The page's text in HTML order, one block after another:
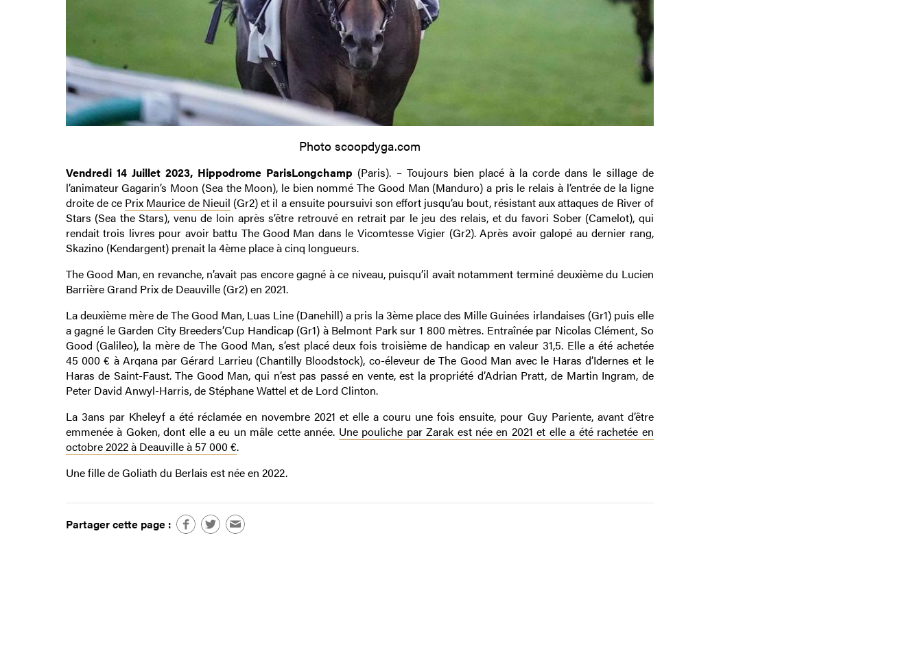
Photo scoopdyga.com
Vendredi 14 Juillet 2023, Hippodrome ParisLongchamp (Paris). – Toujours bien placé à la corde dans le sillage de
l’animateur Gagarin’s Moon (Sea the Moon), le bien nommé The Good Man (Manduro) a pris le relais à l’entrée de la ligne
droite de ce Prix Maurice de Nieuil (Gr2) et il a ensuite poursuivi son effort jusqu’au bout, résistant aux attaques de River of
Stars (Sea the Stars), venu de loin après s’être retrouvé en retrait par le jeu des relais, et du favori Sober (Camelot), qui
rendait trois livres pour avoir battu The Good Man dans le Vicomtesse Vigier (Gr2). Après avoir galopé au dernier rang,
Skazino (Kendargent) prenait la 4ème place à cinq longueurs.
The Good Man, en revanche, n’avait pas encore gagné à ce niveau, puisqu’il avait notamment terminé deuxième du Lucien
Barrière Grand Prix de Deauville (Gr2) en 2021.
La deuxième mère de The Good Man, Luas Line (Danehill) a pris la 3ème place des Mille Guinées irlandaises (Gr1) puis elle
a gagné le Garden City Breeders’Cup Handicap (Gr1) à Belmont Park sur 1 800 mètres. Entraînée par Nicolas Clément, So
Good (Galileo), la mère de The Good Man, s’est placé deux fois troisième de handicap en valeur 31,5. Elle a été achetée
45 000 € à Arqana par Gérard Larrieu (Chantilly Bloodstock), co-éleveur de The Good Man avec le Haras d’Idernes et le
Haras de Saint-Faust. The Good Man, qui n’est pas passé en vente, est la propriété d’Adrian Pratt, de Martin Ingram, de
Peter David Anwyl-Harris, de Stéphane Wattel et de Lord Clinton.
La 3ans par Kheleyf a été réclamée en novembre 2021 et elle a couru une fois ensuite, pour Guy Pariente, avant d’être
emmenée à Goken, dont elle a eu un mâle cette année. Une pouliche par Zarak est née en 2021 et elle a été rachetée en
octobre 2022 à Deauville à 57 000 €.
Une fille de Goliath du Berlais est née en 2022.
Partager cette page :